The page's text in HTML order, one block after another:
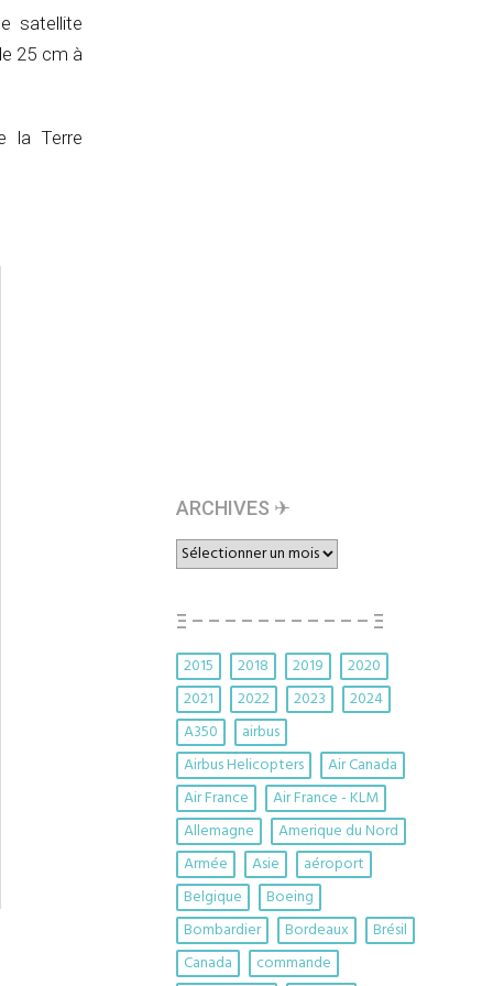
satellite
25 cm à
la Terre
ARCHIVES ✈︎
ARCHIVES
✈︎
Ξ – – – – – – – – – – – Ξ
2015 2018 2019
2020
2021
2022 2023
2024
A350
airbus
Airbus Helicopters
Air Canada
Air France
Air France - KLM
Allemagne
Amerique du Nord
Armée
Asie
aéroport
Belgique
Boeing
Bombardier
Bordeaux
Brésil
Canada
commande